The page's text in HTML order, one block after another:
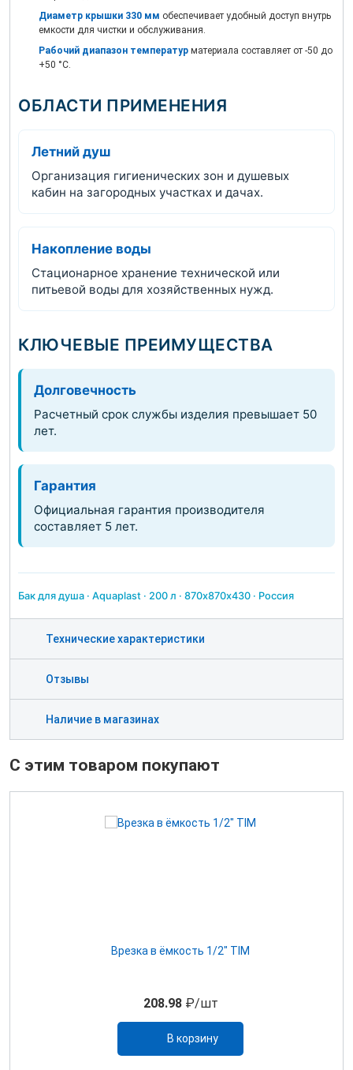
Диаметр крышки 330 мм обеспечивает удобный доступ внутрь
емкости для чистки и обслуживания.
Рабочий диапазон температур материала составляет от -50 до
+50 °С.
ОБЛАСТИ ПРИМЕНЕНИЯ
Летний душ
Организация гигиенических зон и душевых
кабин на загородных участках и дачах.
Накопление воды
Стационарное хранение технической или
питьевой воды для хозяйственных нужд.
КЛЮЧЕВЫЕ ПРЕИМУЩЕСТВА
Долговечность
Расчетный срок службы изделия превышает 50
лет.
Гарантия
Официальная гарантия производителя
составляет 5 лет.
Бак для душа · Aquaplast · 200 л · 870х870х430 · Россия
Технические характеристики
Отзывы
Наличие в магазинах
С этим товаром покупают
Врезка в ёмкость 1/2" TIM
208.98₽/шт
В корзину